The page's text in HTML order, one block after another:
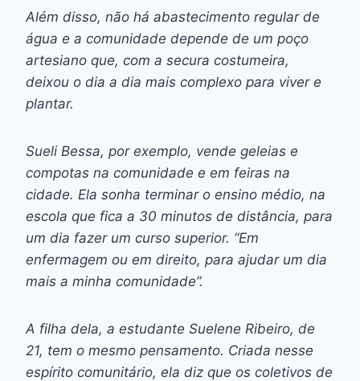
Além disso, não há abastecimento regular de
água e a comunidade depende de um poço
artesiano que, com a secura costumeira,
deixou o dia a dia mais complexo para viver e
plantar.
Sueli Bessa, por exemplo, vende geleias e
compotas na comunidade e em feiras na
cidade. Ela sonha terminar o ensino médio, na
escola que fica a 30 minutos de distância, para
um dia fazer um curso superior. “Em
enfermagem ou em direito, para ajudar um dia
mais a minha comunidade”.
A filha dela, a estudante Suelene Ribeiro, de
21, tem o mesmo pensamento. Criada nesse
espírito comunitário, ela diz que os coletivos de